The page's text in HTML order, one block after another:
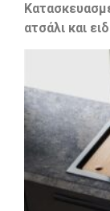
ατσάλι και